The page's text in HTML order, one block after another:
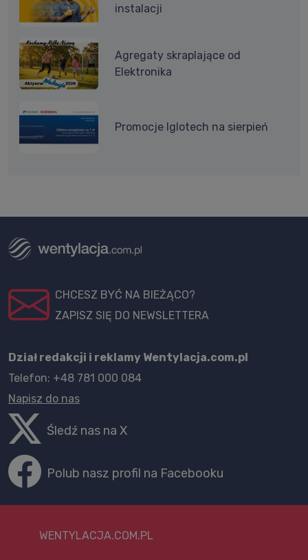
instalacji
Agregaty skraplające od
Elektronika
Promocje Iglotech na sierpień
CHCESZ BYĆ NA BIEŻĄCO?
ZAPISZ SIĘ DO NEWSLETTERA
Dział redakcji i reklamy Wentylacja.com.pl
Telefon: +48 781 000 084
Napisz do nas
Śledź nas na X
Polub nasz profil na Facebooku
WENTYLACJA.COM.PL